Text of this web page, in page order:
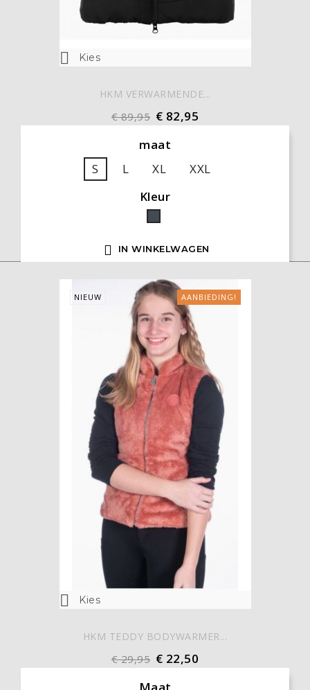
 Kies
HKM VERWARMENDE...
€ 89,95 € 82,95
maat
S
L XL
XXL
Kleur
Zwart
 IN WINKELWAGEN
 Kies
AANBIEDING!
NIEUW
HKM TEDDY BODYWARMER...
€ 29,95 € 22,50